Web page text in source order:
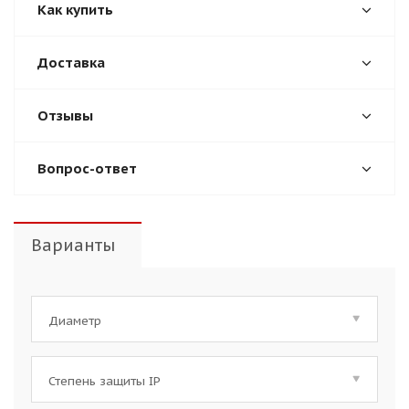
Как купить
Доставка
Отзывы
Вопрос-ответ
Варианты
Диаметр
Степень защиты IP